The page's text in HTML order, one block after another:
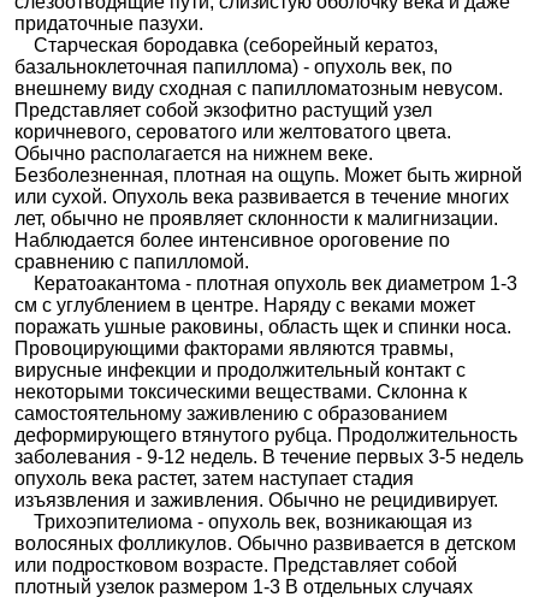
придаточные пазухи.
Старческая бородавка (себорейный кератоз,
базальноклеточная папиллома) - опухоль век, по
внешнему виду сходная с папилломатозным невусом.
Представляет собой экзофитно растущий узел
коричневого, сероватого или желтоватого цвета.
Обычно располагается на нижнем веке.
Безболезненная, плотная на ощупь. Может быть жирной
или сухой. Опухоль века развивается в течение многих
лет, обычно не проявляет склонности к малигнизации.
Наблюдается более интенсивное ороговение по
сравнению с папилломой.
Кератоакантома - плотная опухоль век диаметром 1-3
см с углублением в центре. Наряду с веками может
поражать ушные раковины, область щек и спинки носа.
Провоцирующими факторами являются травмы,
вирусные инфекции и продолжительный контакт с
некоторыми токсическими веществами. Склонна к
самостоятельному заживлению с образованием
деформирующего втянутого рубца. Продолжительность
заболевания - 9-12 недель. В течение первых 3-5 недель
опухоль века растет, затем наступает стадия
изъязвления и заживления. Обычно не рецидивирует.
Трихоэпителиома - опухоль век, возникающая из
волосяных фолликулов. Обычно развивается в детском
или подростковом возрасте. Представляет собой
плотный узелок размером 1-3 В отдельных случаях